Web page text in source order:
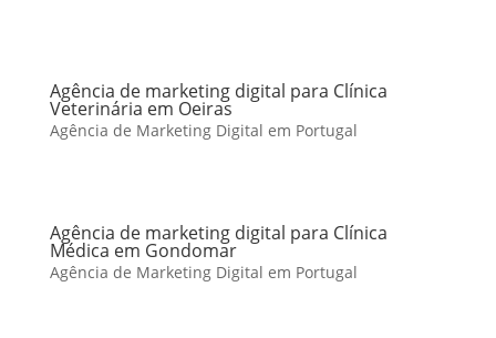
Agência de marketing digital para Clínica
Veterinária em Oeiras
Agência de Marketing Digital em Portugal
Agência de marketing digital para Clínica
Médica em Gondomar
Agência de Marketing Digital em Portugal